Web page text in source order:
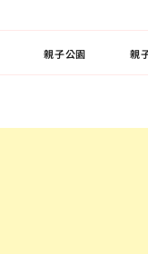
親子公園 親